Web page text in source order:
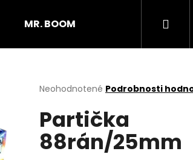
MR. BOOM
Priemerné
produktu
je
0,0
z
Neohodnotené Podrobnosti
Partička
88rán/25mm